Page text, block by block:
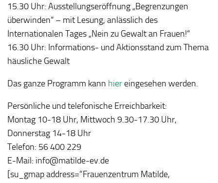
15.30 Uhr: Ausstellungseröffnung „Begrenzungen
überwinden“ – mit Lesung, anlässlich des
Internationalen Tages „Nein zu Gewalt an Frauen!“
16.30 Uhr: Informations- und Aktionsstand zum Thema
häusliche Gewalt
Das ganze Programm kann hier eingesehen werden.
Persönliche und telefonische Erreichbarkeit:
Montag 10-18 Uhr, Mittwoch 9.30-17.30 Uhr,
Donnerstag 14-18 Uhr
Telefon: 56 400 229
E-Mail: info@matilde-ev.de
[su_gmap address=”Frauenzentrum Matilde,